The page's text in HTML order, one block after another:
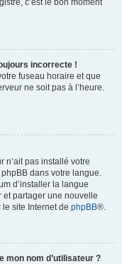
c’est le bon moment
incorrecte !
fuseau horaire et que
ne soit pas à l’heure.
n’ait pas installé votre
dans votre langue.
d’installer la langue
et partager une nouvelle
le site Internet de phpBB®.
mon nom d’utilisateur ?